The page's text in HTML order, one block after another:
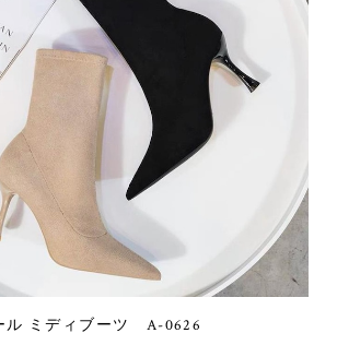
ル ミディブーツ A-0626